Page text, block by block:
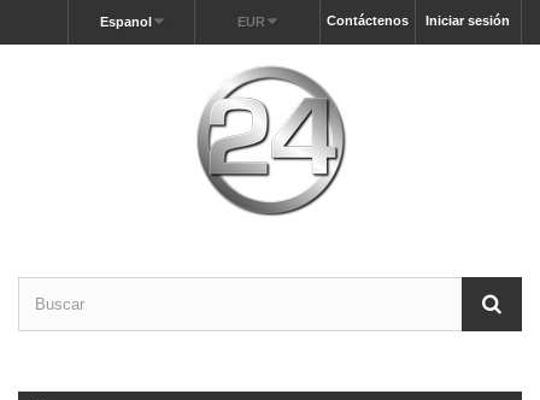
Iniciar sesión
Contáctenos
EUR
Espanol